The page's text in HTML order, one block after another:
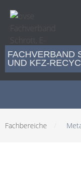
FACHVERBAND
UND KFZ-
Fachbereiche